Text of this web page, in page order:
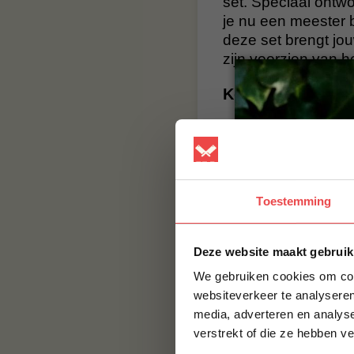
Toestemming
Deze website maakt
We gebruiken cookies om
websiteverkeer te
media, adverteren en
verstrekt of die ze hebben
je nu een meester
deze set brengt
zijn voorzien van
Kenmerken
houten
vleugje stijl toe
Transformeer je
Specificaties:
Materiaal: RVS
Houten handvat